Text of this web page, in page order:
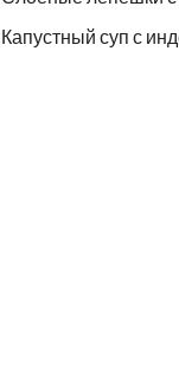
Капустный суп с